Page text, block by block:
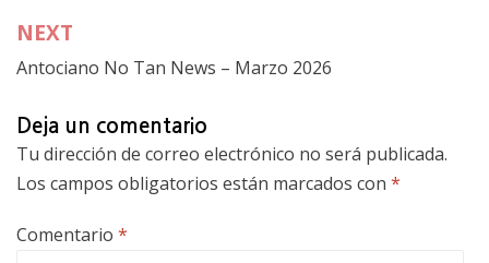
entradas
NEXT
Antociano No Tan News – Marzo 2026
Deja un comentario
Tu dirección de correo electrónico no será publicada.
Los campos obligatorios están marcados con *
Comentario *